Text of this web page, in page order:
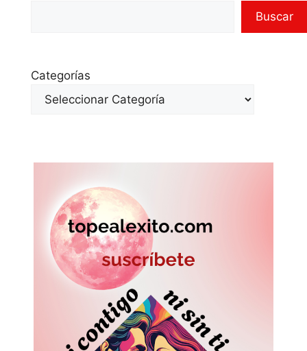
Buscar
Categorías